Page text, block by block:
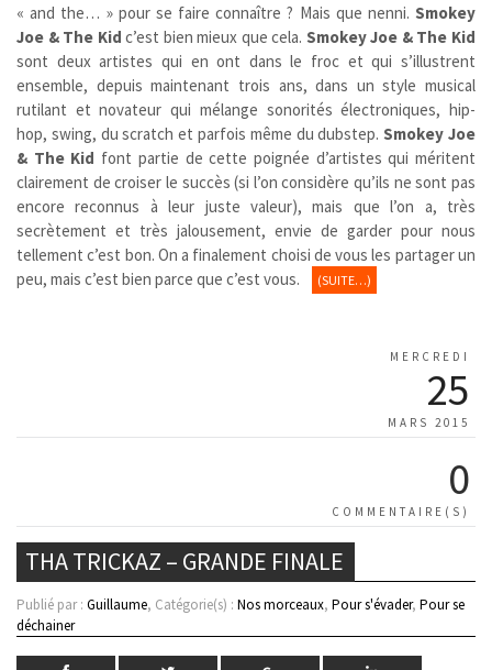
« and the… » pour se faire connaître ? Mais que nenni. Smokey
Joe & The Kid c’est bien mieux que cela. Smokey Joe & The Kid
sont deux artistes qui en ont dans le froc et qui s’illustrent
ensemble, depuis maintenant trois ans, dans un style musical
rutilant et novateur qui mélange sonorités électroniques, hip-
hop, swing, du scratch et parfois même du dubstep.Smokey Joe
& The Kid font partie de cette poignée d’artistes qui méritent
clairement de croiser le succès (si l’on considère qu’ils ne sont pas
encore reconnus à leur juste valeur), mais que l’on a, très
secrètement et très jalousement, envie de garder pour nous
tellement c’est bon. On a finalement choisi de vous les partager un
peu, mais c’est bien parce que c’est vous.
(SUITE…)
MERCREDI
25
MARS 2015
0
COMMENTAIRE(S)
THA TRICKAZ – GRANDE FINALE
Publié par : Guillaume, Catégorie(s) : Nos morceaux, Pour s'évader, Pour se
déchainer